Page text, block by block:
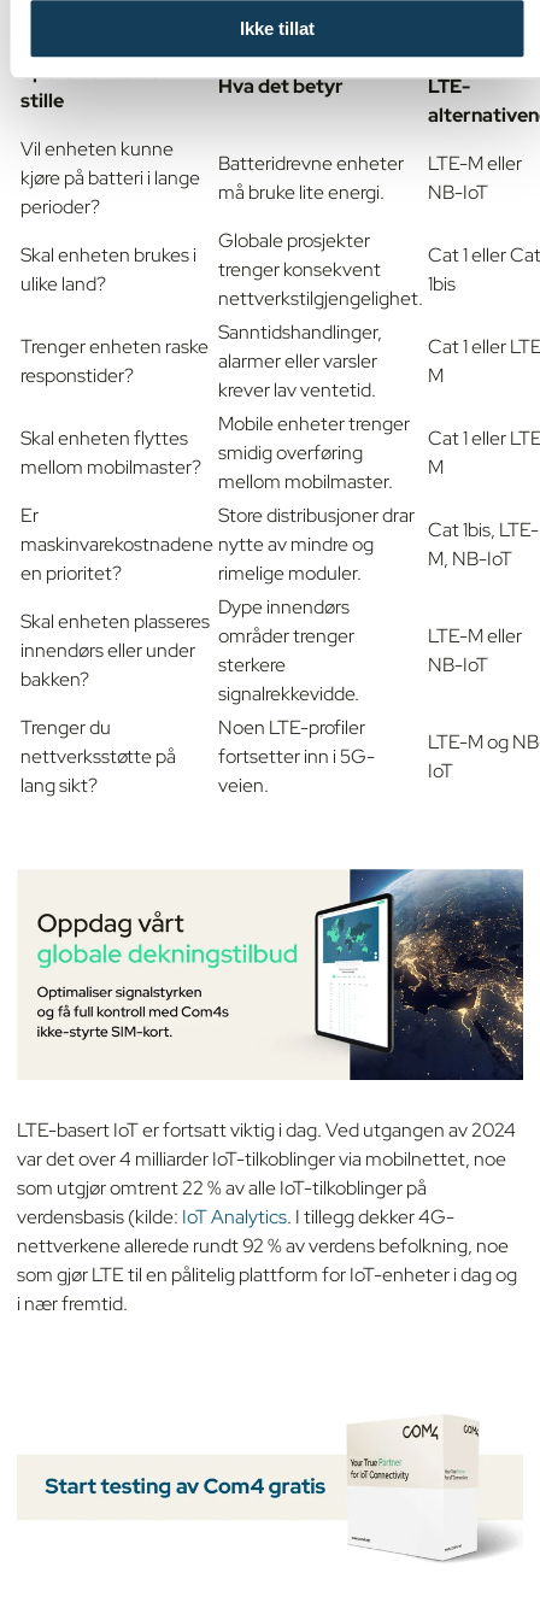
Ikke tillat
støtte.
Spørsmål du bør
stille
Hva det betyr
De beste
LTE-
Vil enheten kunne
kjøre på batteri i lange
perioder?
Batteridrevne enheter
må bruke lite energi.
LTE-M eller
NB-IoT
Skal enheten brukes i
ulike land?
Globale prosjekter
trenger konsekvent
nettverkstilgjengelighet.
Cat 1 eller Cat
1bis
Trenger enheten raske
responstider?
Sanntidshandlinger,
alarmer eller varsler
krever lav ventetid.
Cat 1 eller
M
Skal enheten flyttes
mellom mobilmaster?
Mobile enheter trenger
smidig overføring
mellom mobilmaster.
Cat 1 eller
M
Er
maskinvarekostnadene
en prioritet?
Store distribusjoner drar
nytte av mindre og
rimelige moduler.
Cat 1bis, LTE-
M, NB-IoT
Skal enheten plasseres
innendørs eller under
bakken?
Dype innendørs
områder trenger
sterkere
signalrekkevidde.
LTE-M eller
NB-IoT
Trenger du
nettverksstøtte på
lang sikt?
Noen LTE-profiler
fortsetter inn i 5G-
veien.
LTE-M og
IoT
LTE-basert IoT er fortsatt viktig i dag. Ved utgangen av 2024
var det over 4 milliarder IoT-tilkoblinger via mobilnettet, noe
som utgjør omtrent 22 % av alle IoT-tilkoblinger på
verdensbasis (kilde: IoT Analytics. I tillegg dekker 4G-
nettverkene allerede rundt 92 % av verdens befolkning, noe
som gjør LTE til en pålitelig plattform for IoT-enheter i dag og
i nær fremtid.